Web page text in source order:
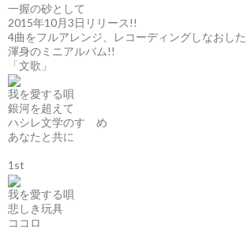
一握の砂として
2015年10月3日リリース!!
4曲をフルアレンジ、レコーディングしなおした
渾身のミニアルバム!!
「文歌」
我を愛する唄
銀河を超えて
ハシレ文学のすゝめ
あなたと共に
1st
我を愛する唄
悲しき玩具
ココロ